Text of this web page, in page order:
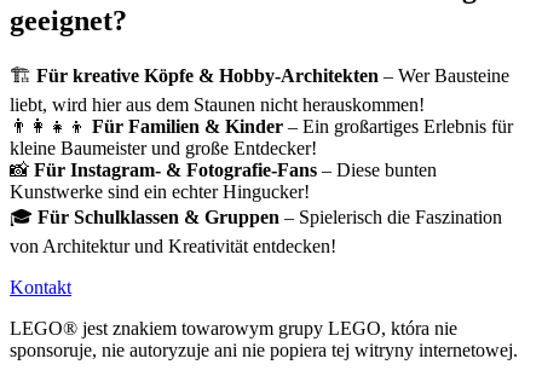
geeignet?
🏗 Für kreative Köpfe & Hobby-Architekten – Wer Bausteine
liebt, wird hier aus dem Staunen nicht herauskommen!
👨‍👩‍👧‍👦 Für Familien & Kinder – Ein großartiges Erlebnis für
kleine Baumeister und große Entdecker!
📸 Für Instagram- & Fotografie-Fans – Diese bunten
Kunstwerke sind ein echter Hingucker!
🎓 Für Schulklassen & Gruppen – Spielerisch die Faszination
von Architektur und Kreativität entdecken!
Kontakt
LEGO® jest znakiem towarowym grupy LEGO, która nie
sponsoruje, nie autoryzuje ani nie popiera tej witryny internetowej.